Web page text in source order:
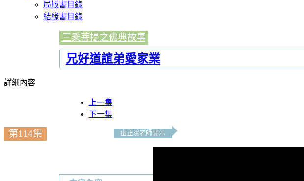
局版書目錄
結緣書目錄
三乘菩提之佛典故事
兄好道誼弟愛家業
詳細內容
上一集
下一集
第114集 由正潔老師開示